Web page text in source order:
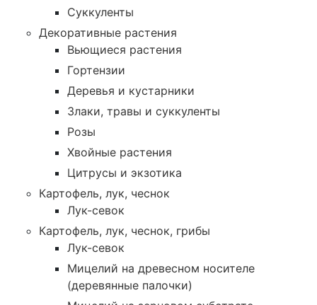
Суккуленты
Декоративные растения
Вьющиеся растения
Гортензии
Деревья и кустарники
Злаки, травы и суккуленты
Розы
Хвойные растения
Цитрусы и экзотика
Картофель, лук, чеснок
Лук-севок
Картофель, лук, чеснок, грибы
Лук-севок
Мицелий на древесном носителе
(деревянные палочки)